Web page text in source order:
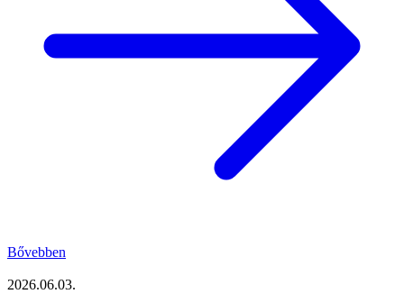
Bővebben
2026.06.03.